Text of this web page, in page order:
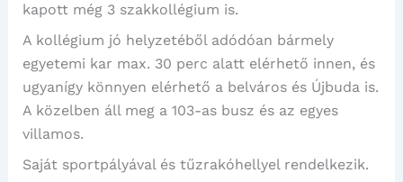
kapott még 3 szakkollégium is.
A kollégium jó helyzetéből adódóan bármely
egyetemi kar max. 30 perc alatt elérhető innen, és
ugyanígy könnyen elérhető a belváros és Újbuda is.
A közelben áll meg a 103-as busz és az egyes
villamos.
Saját sportpályával és tűzrakóhellyel rendelkezik.